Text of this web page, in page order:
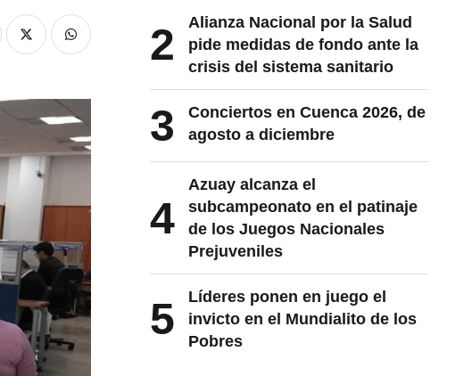
2
Alianza Nacional por la Salud
pide medidas de fondo ante la
crisis del sistema sanitario
3
Conciertos en Cuenca 2026, de
agosto a diciembre
4
Azuay alcanza el
subcampeonato en el patinaje
de los Juegos Nacionales
Prejuveniles
5
Líderes ponen en juego el
invicto en el Mundialito de los
Pobres